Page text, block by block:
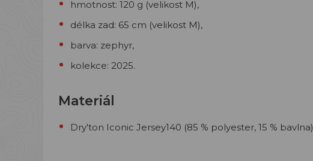
hmotnost: 120 g (velikost M),
délka zad: 65 cm (velikost M),
barva: zephyr,
kolekce: 2025.
Materiál
Dry'ton Iconic Jersey140 (85 % polyester, 15 % bavlna)